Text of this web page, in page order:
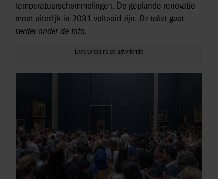
temperatuurschommelingen. De geplande renovatie
moet uiterlijk in 2031 voltooid zijn. De tekst gaat
verder onder de foto.